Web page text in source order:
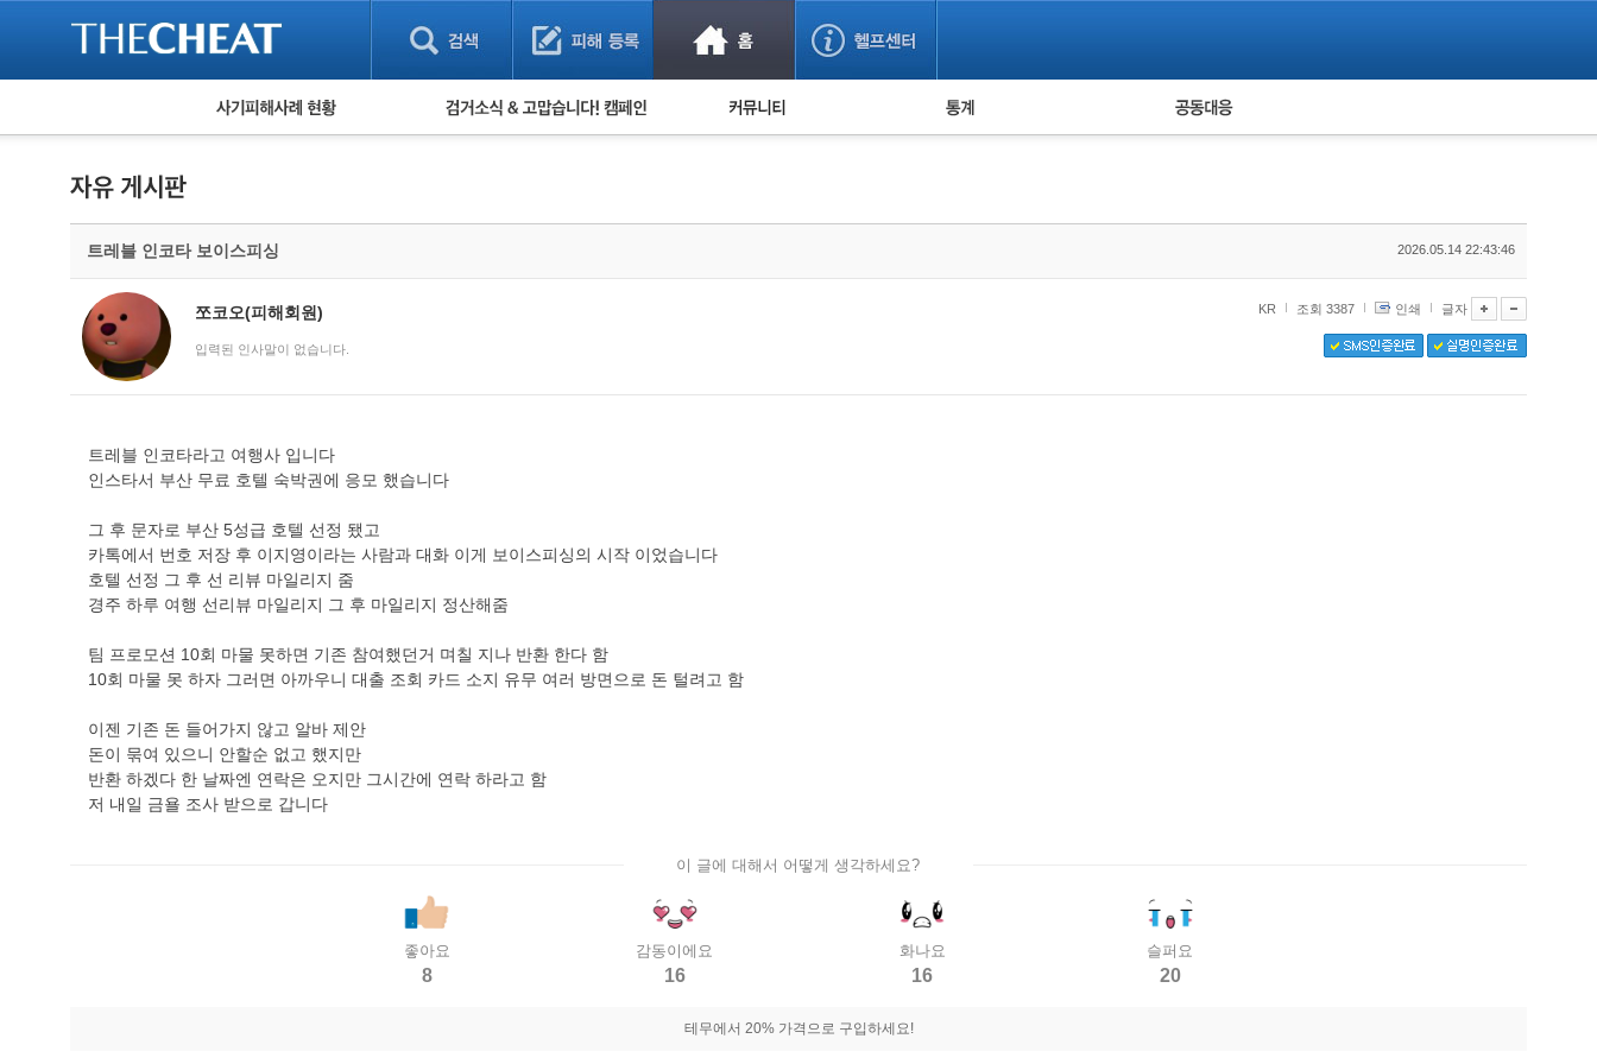
피해사례 현황
보이스피싱 피해사례
유해사이트 목록
비공개 피해사례
워킹홀리데이 피해사례
검거 소식 사기 예방했어요! 누적 피해사례 통계 피해자 공동대응
트레블 인코타 보이스피싱 2026.05.14 22:43:46
쪼코오(피해회원)
입력된 인사말이 없습니다.
KR 조회 3387 인쇄 글자
트레블 인코타라고 여행사 입니다
인스타서 부산 무료 호텔 숙박권에 응모 했습니다
그 후 문자로 부산 5성급 호텔 선정 됐고
카톡에서 번호 저장 후 이지영이라는 사람과 대화 이게 보이스피싱의 시작 이었습니다
호텔 선정 그 후 선 리뷰 마일리지 줌
경주 하루 여행 선리뷰 마일리지 그 후 마일리지 정산해줌
팀 프로모션 10회 마물 못하면 기존 참여했던거 며칠 지나 반환 한다 함
10회 마물 못 하자 그러면 아까우니 대출 조회 카드 소지 유무 여러 방면으로 돈 털려고 함
이젠 기존 돈 들어가지 않고 알바 제안
돈이 묶여 있으니 안할순 없고 했지만
반환 하겠다 한 날짜엔 연락은 오지만 그시간에 연락 하라고 함
저 내일 금욜 조사 받으로 갑니다
이 글에 대해서 어떻게 생각하세요?
좋아요
8
감동이에요
16
화나요
16
슬퍼요
20
테무에서 20% 가격으로 구입하세요!